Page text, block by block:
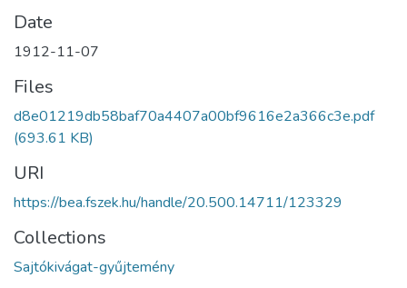
Date
1912-11-07
Files
d8e01219db58baf70a4407a00bf9616e2a366c3e.pdf
(693.61 KB)
URI
https://bea.fszek.hu/handle/20.500.14711/123329
Collections
Sajtókivágat-gyűjtemény